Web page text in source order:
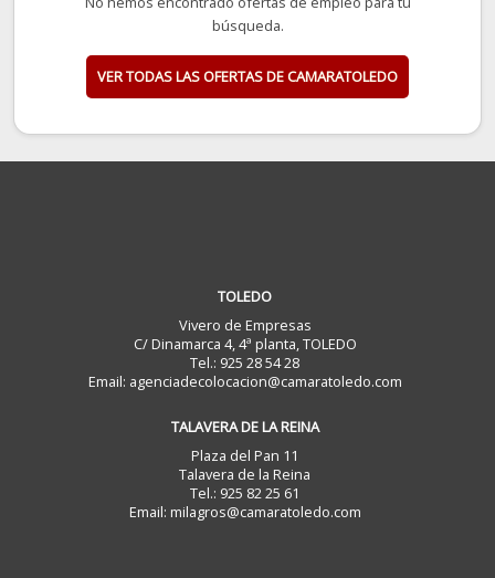
búsqueda.
VER TODAS LAS OFERTAS DE CAMARATOLEDO
TOLEDO
Vivero de Empresas
C/ Dinamarca 4, 4ª planta, TOLEDO
Tel.: 925 28 54 28
Email: agenciadecolocacion@camaratoledo.com
TALAVERA DE LA REINA
Plaza del Pan 11
Talavera de la Reina
Tel.: 925 82 25 61
Email: milagros@camaratoledo.com